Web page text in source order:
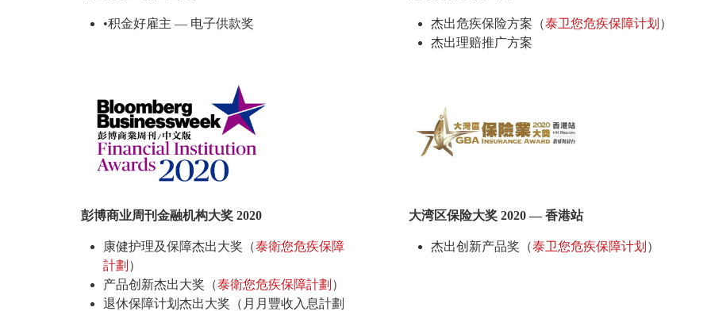
•积金好雇主 — 电子供款奖 杰出危疾保险方案（泰卫您危疾保障计划 ）
杰出理赔推广方案
彭博商业周刊金融机构大奖 2020
康健护理及保障杰出大奖（泰衛您危疾保障
計劃 ）
产品创新杰出大奖（泰衛您危疾保障計劃 ）
退休保障计划杰出大奖（月月豐收入息計劃
大湾区保险大奖 2020 — 香港站
杰出创新产品奖（泰卫您危疾保障计划 ）